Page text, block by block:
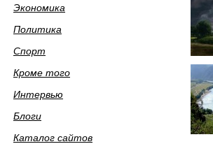
Экономика
Политика
Спорт
Кроме того
Интервью
Блоги
Каталог сайтов